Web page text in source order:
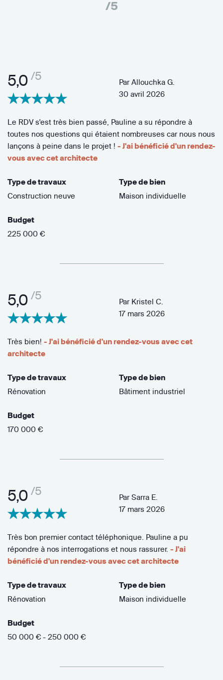
/5
5,0 /5 Par Allouchka G.
30 avril 2026
Le RDV s'est très bien passé, Pauline a su répondre à
toutes nos questions qui étaient nombreuses car nous nous
lançons à peine dans le projet ! - J'ai bénéficié d'un rendez-
vous avec cet architecte
Type de travaux
Construction neuve
Type de bien
Maison individuelle
Budget
225 000 €
5,0 /5 Par Kristel C.
17 mars 2026
Très bien! - J'ai bénéficié d'un rendez-vous avec cet
architecte
Type de travaux
Rénovation
Type de bien
Bâtiment industriel
Budget
170 000 €
5,0 /5 Par Sarra E.
17 mars 2026
Très bon premier contact téléphonique. Pauline a pu
répondre à nos interrogations et nous rassurer. - J'ai
bénéficié d'un rendez-vous avec cet architecte
Type de travaux
Rénovation
Type de bien
Maison individuelle
Budget
50 000 € - 250 000 €